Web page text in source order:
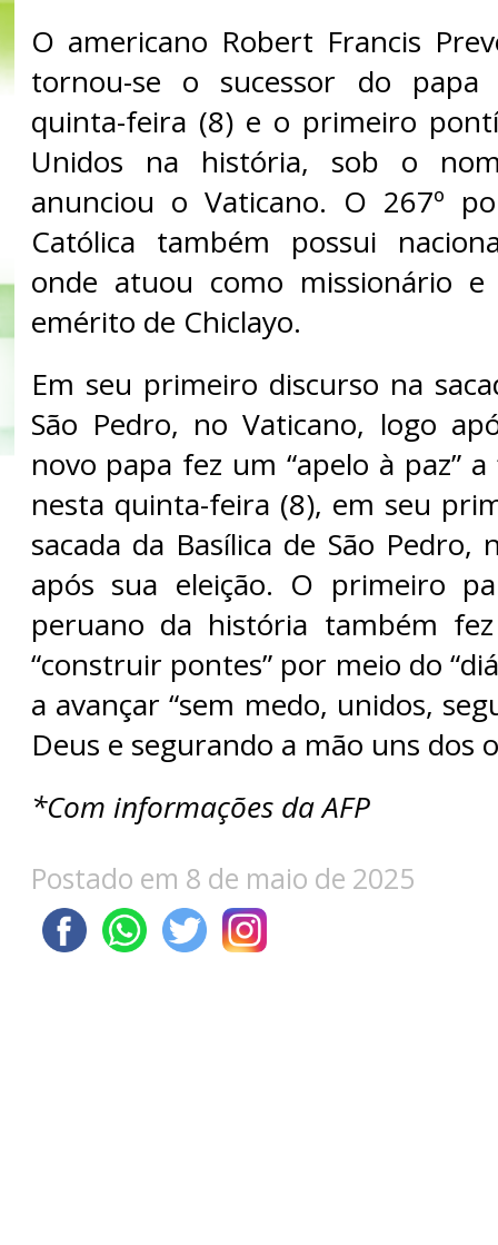
O americano Robert Francis
tornou-se o sucessor do papa
quinta-feira (8) e o primeiro
Unidos na história, sob o
anunciou o Vaticano. O 267º
Católica também possui
onde atuou como missionário e
emérito de Chiclayo.
Em seu primeiro discurso na
São Pedro, no Vaticano, logo
novo papa fez um “apelo à paz” a
nesta quinta-feira (8), em seu
sacada da Basílica de São Pedro,
após sua eleição. O primeiro
peruano da história também
“construir pontes” por meio do
a avançar “sem medo, unidos,
Deus e segurando a mão uns dos
*Com informações da AFP
Postado em 8 de maio de 2025